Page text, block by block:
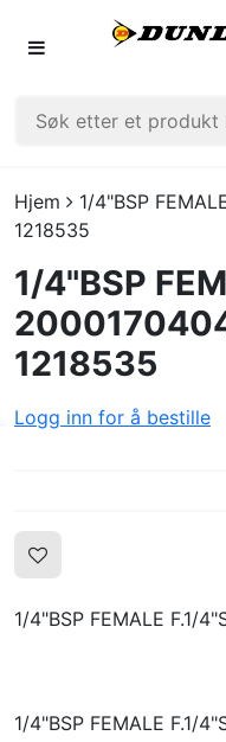
FORSIDEN
KATALOGER
CRIMP
UTGÅENDE VARE
OPPRETTE PROFIL
Hjem
1/4"BSP
1218535
1/4"BSP
1218535
Logg inn for å bestille
1/4"BSP FEMALE F.1/
1/4"BSP FEMALE F.1/